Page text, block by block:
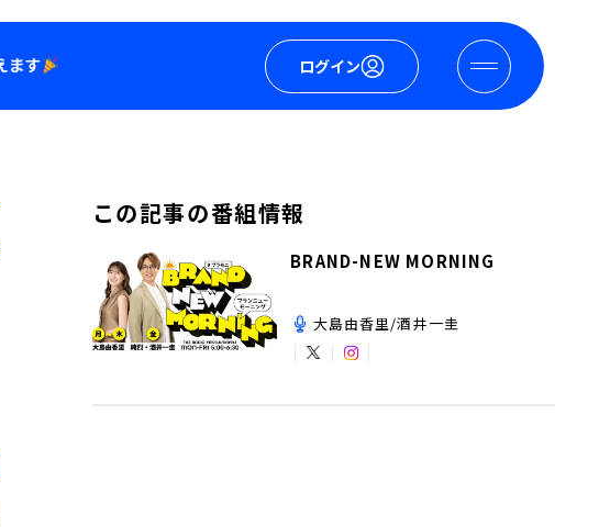
ログイン
この記事の番組情報
BRAND-NEW MORNING
大島由香里/酒井一圭